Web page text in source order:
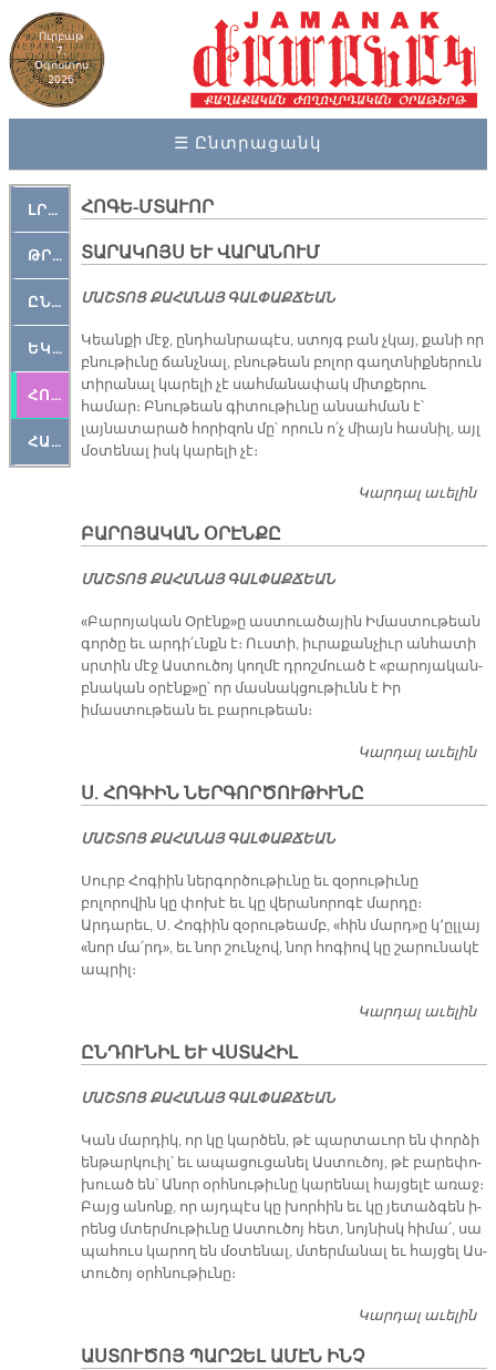
Ուրբաթ
7,
Օգոստոս
2026
☰ Ընտրացանկ
ԼՐԱՀՈՍ
ԹՐՔԱՀԱՅ ԿԵԱՆՔ
ԸՆԿԵՐԱՄՇԱԿՈՒԹԱՅԻՆ
ԵԿԵՂԵՑԱԿԱՆ
ՀՈԳԵՄՏԱՒՈՐ
ՀԱՐԹԱԿ
ՀՈԳԵ-ՄՏԱՒՈՐ
ՏԱՐԱԿՈՅՍ ԵՒ ՎԱՐԱՆՈՒՄ
ՄԱՇ­ՏՈՑ ՔԱ­ՀԱ­ՆԱՅ ԳԱԼ­ՓԱՔ­ՃԵԱՆ
Կեանքի մէջ, ընդհանրապէս, ստոյգ բան չկայ, քանի որ
բնութիւնը ճանչնալ, բնութեան բոլոր գաղտնիքներուն
տիրանալ կարելի չէ սահմանափակ միտքերու
համար։ Բնութեան գիտութիւնը անսահման է՝
լայնատարած հորիզոն մը՝ որուն ո՛չ միայն հասնիլ, այլ
մօտենալ իսկ կարելի չէ։
Կարդալ աւելին
ԲԱՐՈՅԱԿԱՆ ՕՐԷՆՔԸ
ՄԱՇ­ՏՈՑ ՔԱ­ՀԱ­ՆԱՅ ԳԱԼ­ՓԱՔ­ՃԵԱՆ
«Բարոյական Օրէնք»ը աստուածային Իմաստութեան
գործը եւ արդի՛ւնքն է։ Ուստի, իւրաքանչիւր անհատի
սրտին մէջ Աստուծոյ կողմէ դրոշմուած է «բարոյական-
բնական օրէնք»ը՝ որ մասնակցութիւնն է Իր
իմաստութեան եւ բարութեան։
Կարդալ աւելին
Ս. ՀՈԳԻԻՆ ՆԵՐԳՈՐԾՈՒԹԻՒՆԸ
ՄԱՇ­ՏՈՑ ՔԱ­ՀԱ­ՆԱՅ ԳԱԼ­ՓԱՔ­ՃԵԱՆ
Սուրբ Հոգիին ներգործութիւնը եւ զօրութիւնը
բոլորովին կը փոխէ եւ կը վերանորոգէ մարդը։
Արդարեւ, Ս. Հոգիին զօրութեամբ, «հին մարդ»ը կ՚ըլլայ
«նոր մա՛րդ», եւ նոր շունչով, նոր հոգիով կը շարունակէ
ապրիլ։
Կարդալ աւելինՍ.
ԸՆԴՈՒՆԻԼ ԵՒ ՎՍՏԱՀԻԼ
ՄԱՇ­ՏՈՑ ՔԱ­ՀԱ­ՆԱՅ ԳԱԼ­ՓԱՔ­ՃԵԱՆ
Կան մար­դիկ, որ կը կար­ծեն, թէ պար­տա­ւոր են փոր­ձի
են­թար­կուիլ՝ եւ ա­պա­ցու­ցա­նել Աս­տու­ծոյ, թէ բա­րե­փո­
խուած են՝ Ա­նոր օրհ­նու­թիւ­նը կա­րե­նալ հայ­ցե­լէ ա­ռաջ։
Բայց ա­նոնք, որ այդ­պէս կը խոր­հին եւ կը յե­տաձ­գեն ի­
րենց մտեր­մու­թիւ­նը Աս­տու­ծոյ հետ, նոյ­նիսկ հի­մա՛, սա
պա­հուս կա­րող են մօ­տե­նալ, մտեր­մա­նալ եւ հայ­ցել Աս­
տու­ծոյ օրհ­նու­թիւ­նը։
Կարդալ աւելին
ԱՍՏՈՒԾՈՅ ՊԱՐԶԵԼ ԱՄԷՆ ԻՆՉ